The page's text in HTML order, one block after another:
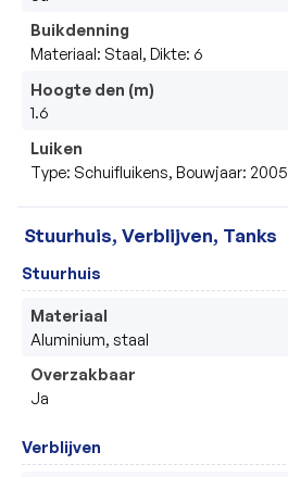
Buikdenning
Materiaal: Staal, Dikte: 6
Hoogte den (m)
1.6
Luiken
Type: Schuifluikens, Bouwjaar: 2005
Stuurhuis, Verblijven, Tanks
Stuurhuis
Materiaal
Aluminium, staal
Overzakbaar
Ja
Verblijven